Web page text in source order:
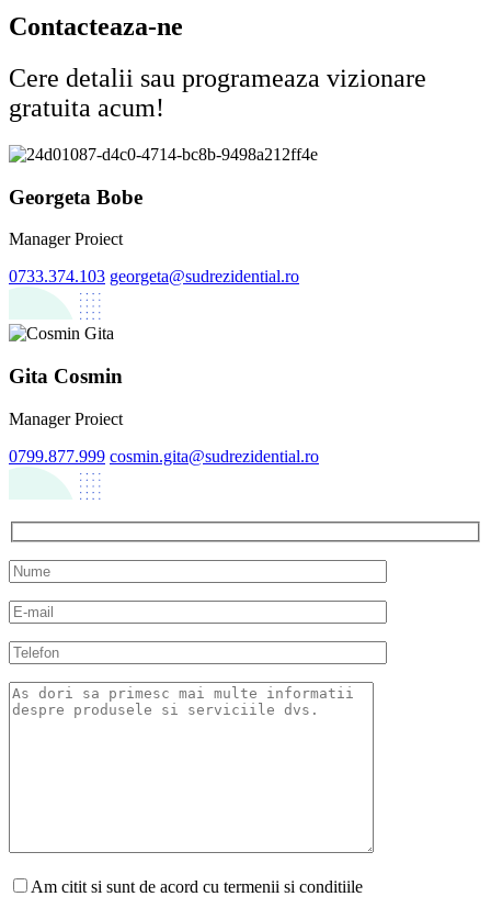
Contacteaza-ne
Cere detalii sau programeaza vizionare
gratuita acum!
Georgeta Bobe
Manager Proiect
0733.374.103 georgeta@sudrezidential.ro
Gita Cosmin
Manager Proiect
0799.877.999 cosmin.gita@sudrezidential.ro
Am citit si sunt de acord cu termenii si conditiile